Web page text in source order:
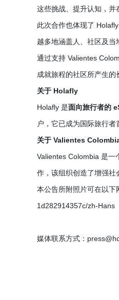
这些挑战、提升认知，并
此次合作也体现了
越多地涵盖人、社区及当
通过支持 Valientes
成就旅程的社区所产生的
关于 Holafly
Holafly 是面向旅行者的
户，它已成为国际旅行
关于 Valientes
Valientes Colombia 是一
作，该组织创造了增强社
本公告所附照片可在以
1d282914357c/zh-Hans
媒体联系方式：